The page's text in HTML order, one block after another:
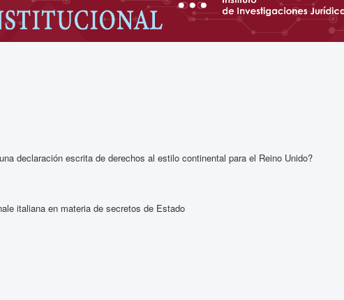
declaración escrita de derechos al estilo continental para el Reino Unido?
italiana en materia de secretos de Estado